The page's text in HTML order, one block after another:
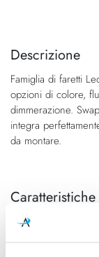
fine
galleria
di
immagini
della
di
immagini
Descrizione
Famiglia di faretti
opzioni di colore,
dimmerazione.
integra
da montare.
Caratteristiche
Cod.Art.